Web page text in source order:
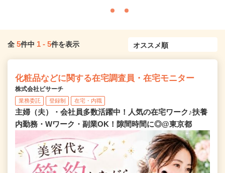
全 5件中 1 - 5件を表示
化粧品などに関する在宅調査員・在宅モニター
株式会社ビサーチ
業務委託 登録制 在宅・内職
主婦（夫）・会社員多数活躍中！人気の在宅ワーク♪扶養
内勤務・Wワーク・副業OK！隙間時間に◎@東京都